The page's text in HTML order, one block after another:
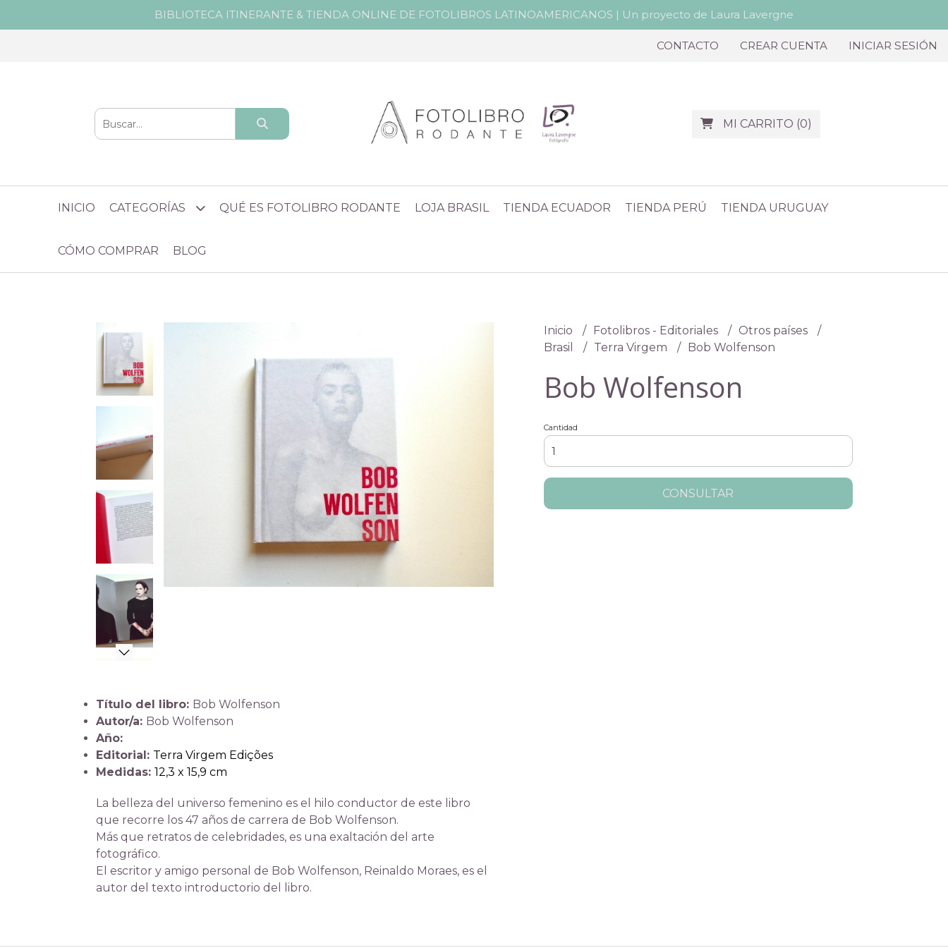
BIBLIOTECA ITINERANTE & TIENDA ONLINE DE FOTOLIBROS LATINOAMERICANOS | Un proyecto de Laura Lavergne
CONTACTO CREAR CUENTA INICIAR SESIÓN
MI CARRITO (0)
INICIO CATEGORÍAS QUÉ ES FOTOLIBRO RODANTE LOJA BRASIL TIENDA ECUADOR TIENDA PERÚ TIENDA URUGUAY
CÓMO COMPRAR BLOG
Título del libro: Bob Wolfenson
Autor/a: Bob Wolfenson
Año:
Editorial: Terra Virgem Edições
Medidas: 12,3 x 15,9 cm
La belleza del universo femenino es el hilo conductor de este libro
que recorre los 47 años de carrera de Bob Wolfenson.
Más que retratos de celebridades, es una exaltación del arte
fotográfico.
El escritor y amigo personal de Bob Wolfenson, Reinaldo Moraes, es el
autor del texto introductorio del libro.
Inicio Fotolibros - Editoriales
Otros países
Brasil
Terra Virgem Bob Wolfenson
Bob Wolfenson
Cantidad
CONSULTAR